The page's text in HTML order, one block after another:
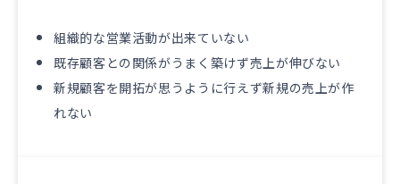
組織的な営業活動が出来ていない
既存顧客との関係がうまく築けず売上が伸びない
新規顧客を開拓が思うように行えず新規の売上が作
れない